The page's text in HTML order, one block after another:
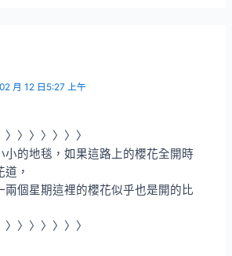
月 12 日5:27 上午
〉〉〉〉〉〉
小的地毯，如果這路上的櫻花全開時
，
兩個星期這裡的櫻花似乎也是開的比
〉〉〉〉〉〉